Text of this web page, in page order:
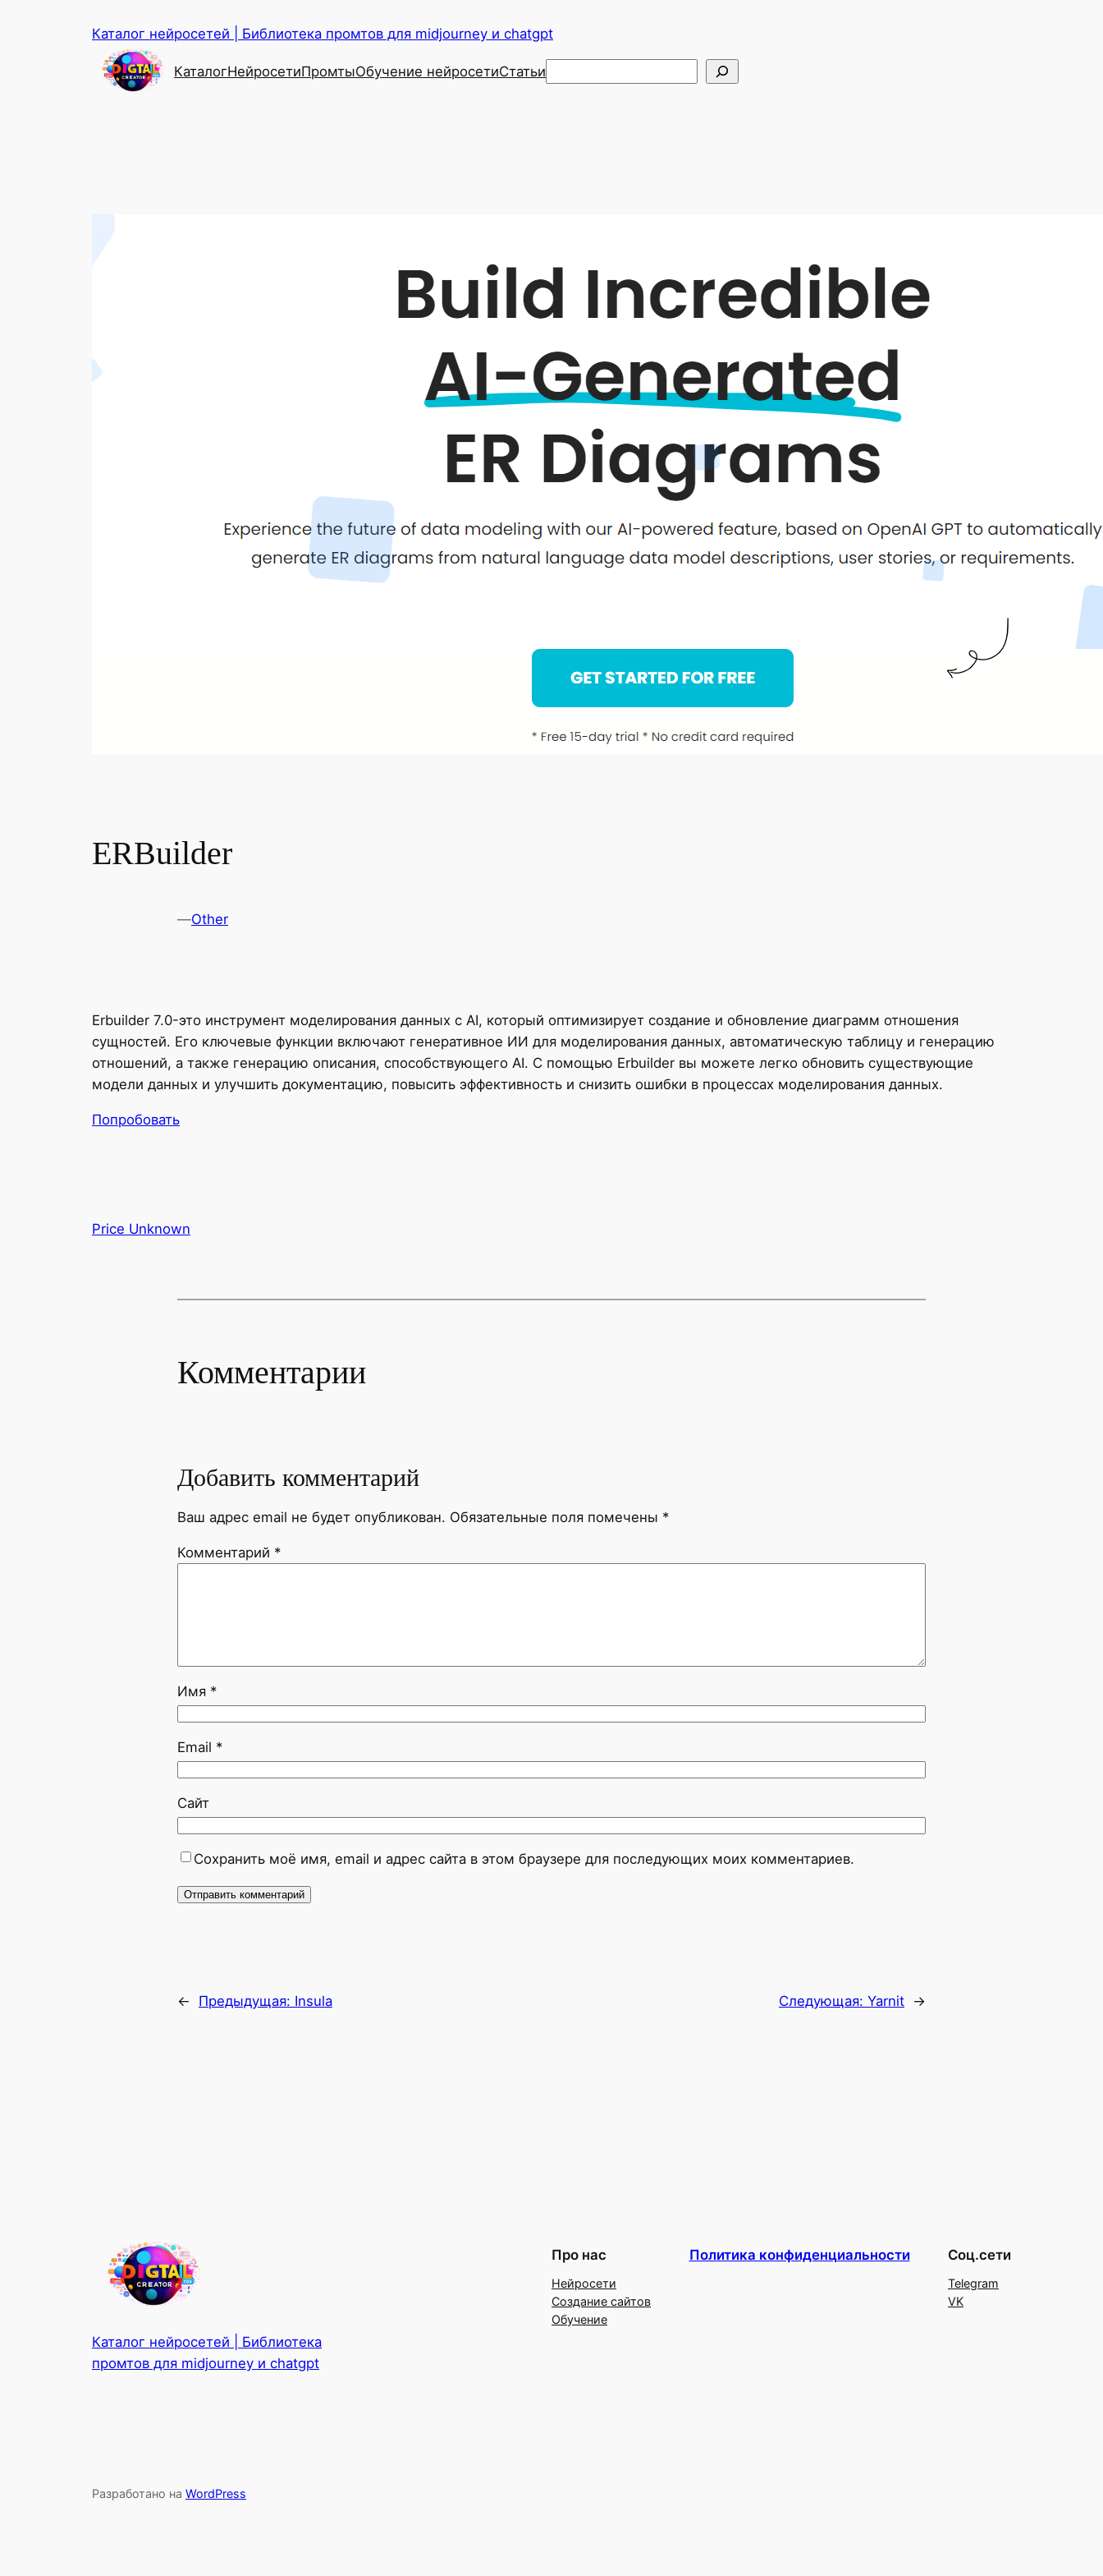
Каталог нейросетей | Библиотека промтов для midjourney и chatgpt
КаталогНейросетиПромтыОбучение нейросетиСтатьи
ERBuilder
—Other
Erbuilder 7.0-это инструмент моделирования данных с AI, который оптимизирует создание и обновление диаграмм отношения
сущностей. Его ключевые функции включают генеративное ИИ для моделирования данных, автоматическую таблицу и генерацию
отношений, а также генерацию описания, способствующего AI. С помощью Erbuilder вы можете легко обновить существующие
модели данных и улучшить документацию, повысить эффективность и снизить ошибки в процессах моделирования данных.
Попробовать
Price Unknown
Комментарии
Добавить комментарий
Ваш адрес email не будет опубликован. Обязательные поля помечены *
Комментарий *
Имя *
Email *
Сайт
Сохранить моё имя, email и адрес сайта в этом браузере для последующих моих комментариев.
← Предыдущая: Insula Следующая: Yarnit →
Каталог нейросетей | Библиотека
промтов для midjourney и chatgpt
Про нас
Нейросети
Создание сайтов
Обучение
Политика конфиденциальности Соц.сети
Telegram
VK
Разработано на WordPress